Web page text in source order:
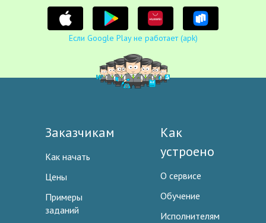
Если Google Play не работает (apk)
Заказчикам
Как начать
Цены
Примеры
заданий
Как
устроено
О сервисе
Обучение
Исполнителям